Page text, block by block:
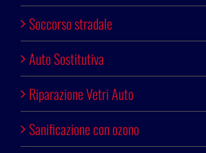
Soccorso stradale
Auto Sostitutiva
Riparazione Vetri Auto
Sanificazione con ozono